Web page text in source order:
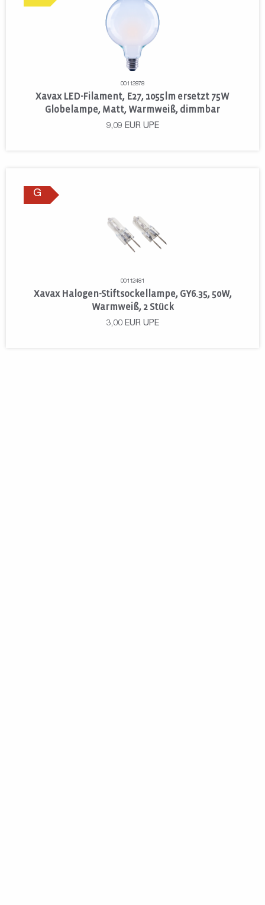
00112878
Xavax LED-Filament, E27, 1055lm ersetzt 75W
Globelampe, Matt, Warmweiß, dimmbar
9,09 EUR UPE
G
00112481
Xavax Halogen-Stiftsockellampe, GY6.35, 50W,
Warmweiß, 2 Stück
3,00 EUR UPE